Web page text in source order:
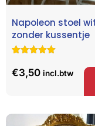
Napoleon stoel
zonder kussentje
5.00 op 5
gebaseerd
€3,50 incl.btw